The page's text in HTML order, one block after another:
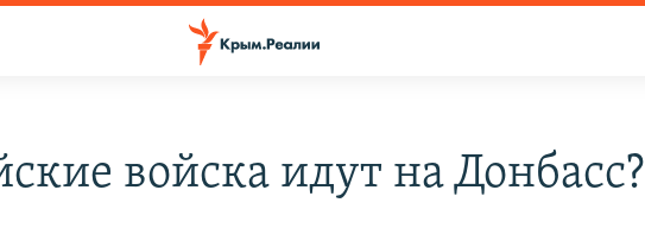
войска идут на Донбасс?